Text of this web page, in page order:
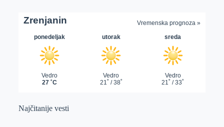
Najčitanije vesti